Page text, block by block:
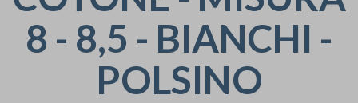
8 - 8,5 - BIANCHI -
POLSINO